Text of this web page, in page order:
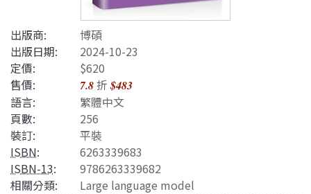
出版商:
博碩
出版日期:
2024-10-23
定價:
$620
售價:
7.8折$483
語言:
繁體中文
頁數:
256
裝訂:
平裝
ISBN:
6263339683
ISBN-13:
9786263339682
相關分類:
Large language model